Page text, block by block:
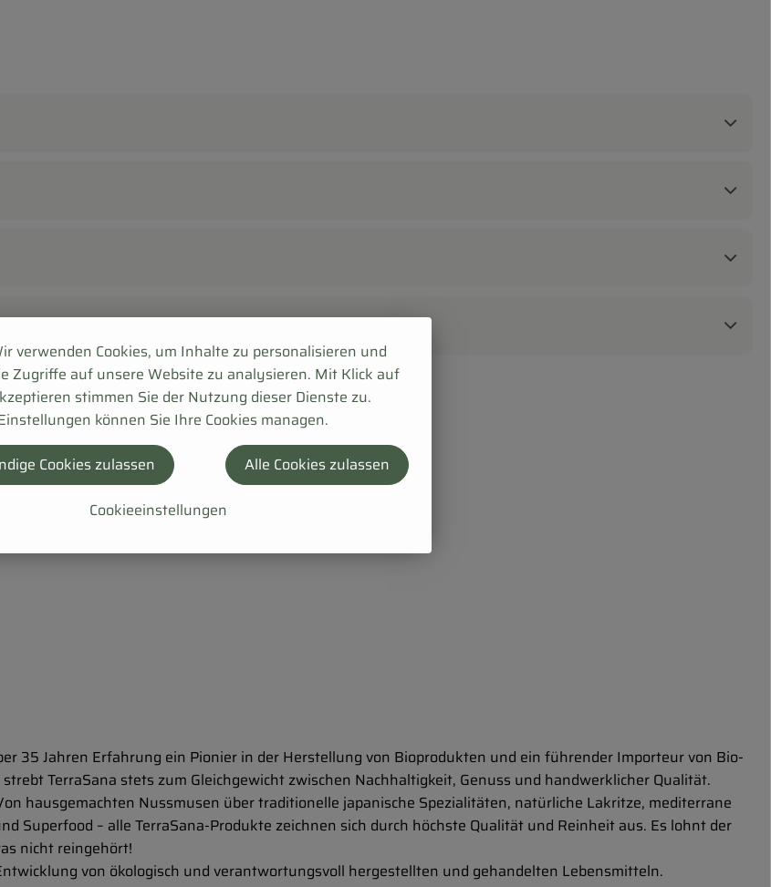
35 Jahren Erfahrung ein Pionier in der Herstellung von Bioprodukten und ein führender Importeur von Bio-
TerraSana stets zum Gleichgewicht zwischen Nachhaltigkeit, Genuss und handwerklicher Qualität.
hausgemachten Nussmusen über traditionelle japanische Spezialitäten, natürliche Lakritze, mediterrane
Superfood – alle TerraSana-Produkte zeichnen sich durch höchste Qualität und Reinheit aus. Es lohnt der
nicht reingehört!
von ökologisch und verantwortungsvoll hergestellten und gehandelten Lebensmitteln.
verwenden Cookies, um Inhalte zu personalisieren und
Zugriffe auf unsere Website zu analysieren. Mit Klick auf
stimmen Sie der Nutzung dieser Dienste zu.
können Sie Ihre Cookies managen.
Cookieeinstellungen
Cookies zulassen Alle Cookies zulassen